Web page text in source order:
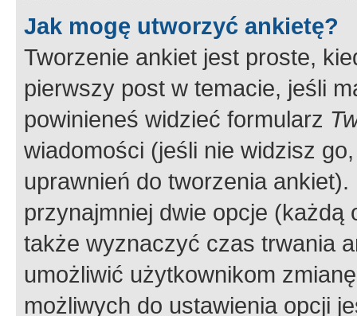
Jak mogę utworzyć ankietę?
Tworzenie ankiet jest proste,
pierwszy post w temacie, jeśli
powinieneś widzieć formularz
wiadomości (jeśli nie widzisz
uprawnień do tworzenia
przynajmniej dwie opcje
także wyznaczyć czas trwania
umożliwić użytkownikom
możliwych do ustawienia opcji